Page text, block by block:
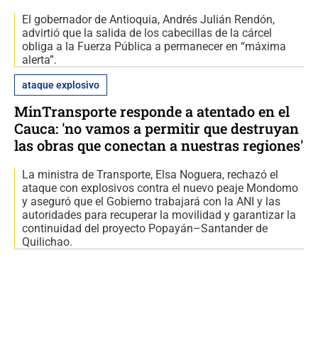
El gobernador de Antioquia, Andrés Julián Rendón,
advirtió que la salida de los cabecillas de la cárcel
obliga a la Fuerza Pública a permanecer en “máxima
alerta”.
ataque explosivo
MinTransporte responde a atentado en el
Cauca: 'no vamos a permitir que destruyan
las obras que conectan a nuestras regiones'
La ministra de Transporte, Elsa Noguera, rechazó el
ataque con explosivos contra el nuevo peaje Mondomo
y aseguró que el Gobierno trabajará con la ANI y las
autoridades para recuperar la movilidad y garantizar la
continuidad del proyecto Popayán–Santander de
Quilichao.